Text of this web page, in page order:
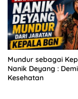
Mundur sebagai
Nanik Deyang : Demi
Kesehatan